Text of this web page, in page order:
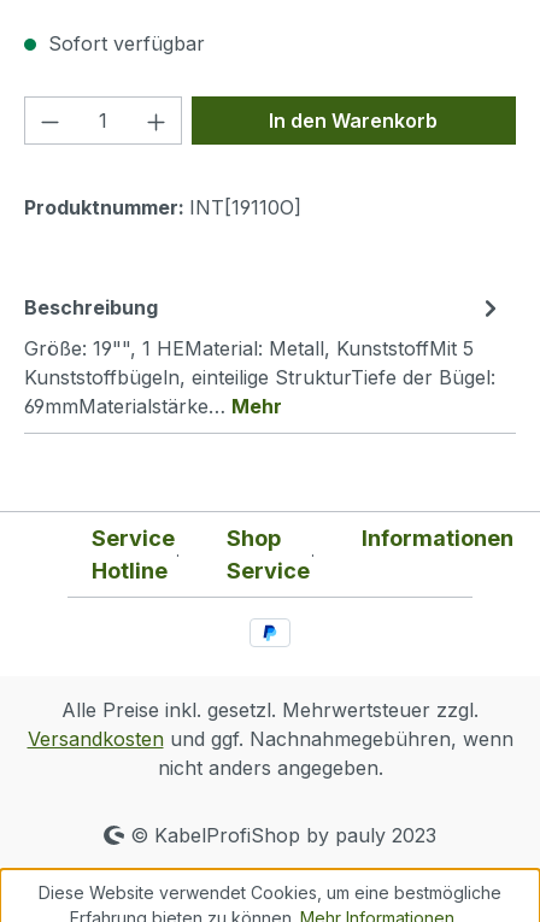
Sofort verfügbar
Produkt Anzahl: Gib denIn den Warenkorb
Produktnummer: INT[19110O]
Beschreibung
Größe: 19"", 1 HEMaterial: Metall, KunststoffMit 5
Kunststoffbügeln, einteilige StrukturTiefe der Bügel:
69mmMaterialstärke… Mehr
Service
Hotline
Shop
Service
Informationen
Alle Preise inkl. gesetzl. Mehrwertsteuer zzgl.
Versandkostenund ggf. Nachnahmegebühren, wenn
nicht anders angegeben.
© KabelProfiShop by pauly 2023
Diese Website verwendet Cookies, um eine bestmögliche
Erfahrung bieten zu können. Mehr Informationen ...